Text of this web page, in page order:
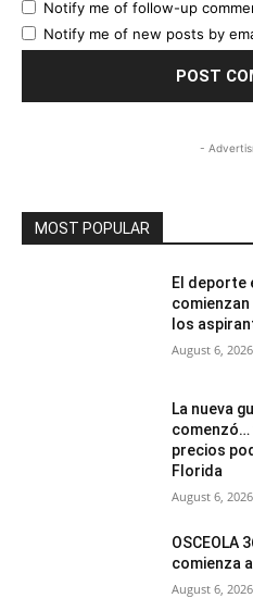
Notify me of follow-up
Notify me of new posts by
-
MOST POPULAR
El deporte
los
August 6, 2026
La nueva
comenzó…
precios
Florida
August 6, 2026
OSCEOLA
comienza
August 6, 2026